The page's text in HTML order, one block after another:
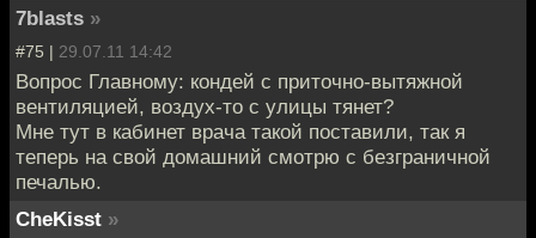
7blasts »
#75 | 29.07.11 14:42
Вопрос Главному: кондей с приточно-вытяжной
вентиляцией, воздух-то с улицы тянет?
Мне тут в кабинет врача такой поставили, так я
теперь на свой домашний смотрю с безграничной
печалью.
CheKisst »